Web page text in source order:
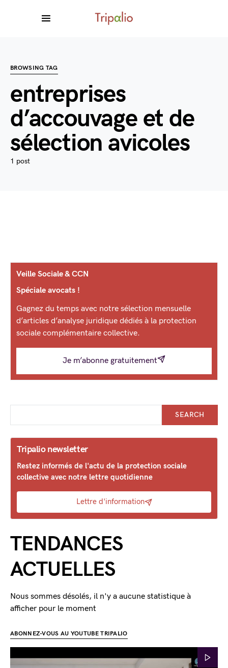
BROWSING TAG
entreprises
d’accouvage et de
sélection avicoles
1 post
Veille Sociale & CCN
Spéciale avocats !
Gagnez du temps avec notre sélection mensuelle
d’articles d’analyse juridique dédiés à la protection
sociale complémentaire collective.
Je m’abonne gratuitement
SEARCH
Tripalio newsletter
Restez informés de l'actu de la protection sociale
collective avec notre lettre quotidienne
Lettre d'information
TENDANCES
ACTUELLES
Nous sommes désolés, il n'y a aucune statistique à
afficher pour le moment
ABONNEZ-VOUS AU YOUTUBE TRIPALIO